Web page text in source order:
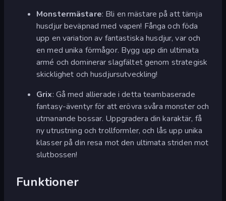
Monstermästare: Bli en mästare på att tämja
husdjur beväpnad med vapen! Fånga och föda
upp en variation av fantastiska husdjur, var och
en med unika förmågor. Bygg upp din ultimata
armé och dominerar slagfältet genom strategisk
skicklighet och husdjursutveckling!
Grix: Gå med allierade i detta teambaserade
fantasy-äventyr för att erövra svåra monster och
utmanande bossar. Uppgradera din karaktär, få
ny utrustning och trollformler, och lås upp unika
klasser på din resa mot den ultimata striden mot
slutbossen!
Funktioner